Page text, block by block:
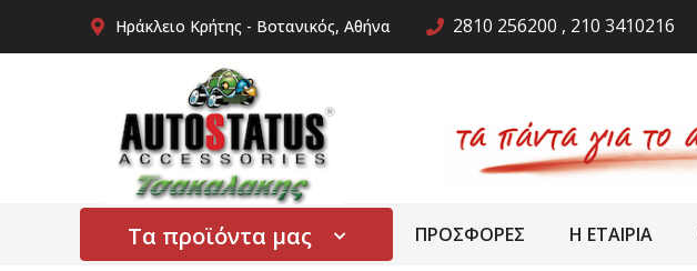
Ηράκλειο Κρήτης - Βοτανικός, Αθήνα 2810 256200 , 210 3410216
Τα προϊόντα μας ΠΡΟΣΦΟΡΕΣ Η ΕΤΑΙΡΙΑ